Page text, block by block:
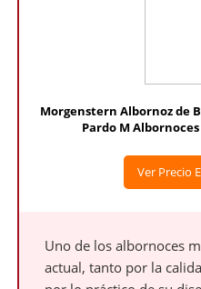
Morgenstern Albornoz de
Pardo M
Ver Precio
Uno de los albornoces
actual, tanto por la